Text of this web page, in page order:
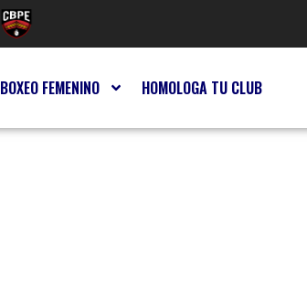
BOXEO FEMENINO HOMOLOGA TU CLUB